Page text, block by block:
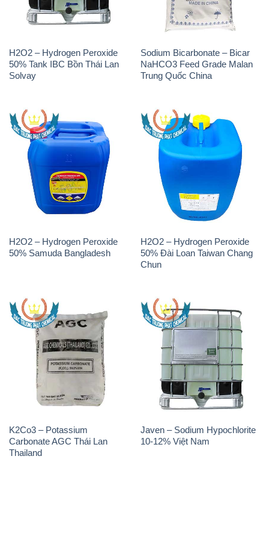
H2O2 – Hydrogen Peroxide
50% Tank IBC Bồn Thái Lan
Solvay
Sodium Bicarbonate – Bicar
NaHCO3 Feed Grade Malan
Trung Quốc China
H2O2 – Hydrogen Peroxide
50% Samuda Bangladesh
H2O2 – Hydrogen Peroxide
50% Đài Loan Taiwan Chang
Chun
K2Co3 – Potassium
Carbonate AGC Thái Lan
Thailand
Javen – Sodium Hypochlorite
10-12% Việt Nam